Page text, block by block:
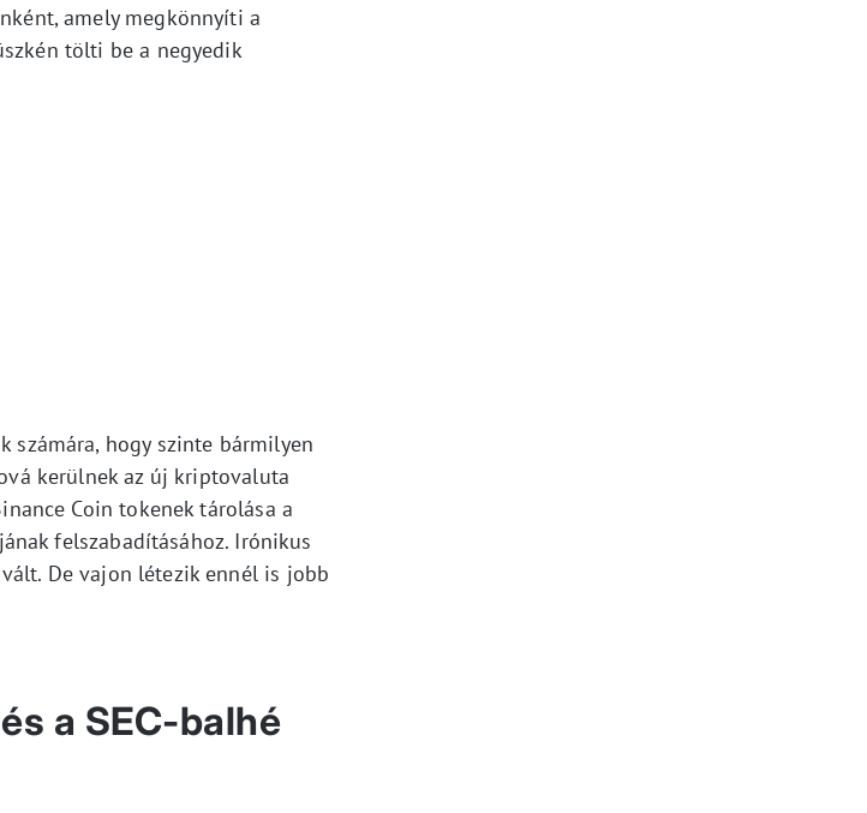
amely megkönnyíti a
tölti be a negyedik
számára, hogy szinte bármilyen
kerülnek az új kriptovaluta
Coin tokenek tárolása a
felszabadításához. Irónikus
De vajon létezik ennél is jobb
a SEC-balhé